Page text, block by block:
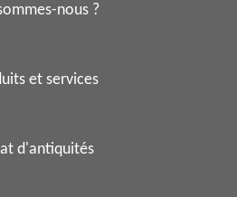
nous ?
et services
d'antiquités